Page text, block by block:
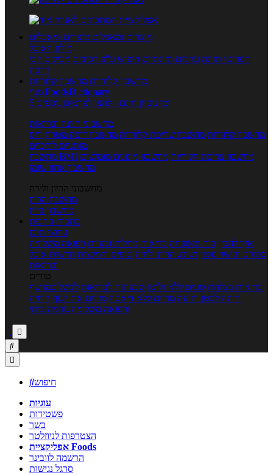
מוצרים ומאכלים מוצרים ומאכלים
מילון האוכל
תפריטי תזונה ערכים תזונתיים חיפוש ע"פ רכיבים מכילים הכי
הרבה
מחשבון קלוריות מחשבון קלוריות
מנוי FoodsDictionary
5 ימי ניסיון חינם - לחצו לפרטים נוספים
מחשבוני תזונה ובריאות
מחשבון קלוריות מחשבון שריפת קלוריות מחשבון דופק מטרה יחס
מותניים לירכיים
מחשבון BMI
מחשבון צריכת קלוריות מחשבון מינונים מומלצים
מחשבון אחוז שומן
מחשבוני הריון ולידה
מחשבון הריון
מחשבון ביוץ
כתבות כתבות
ערוצי תוכן
איך להכין בית ומשפחה בריאות מחלות ובעיות רפואה משלימה
ספורט וכושר גופני נשים, הריון ולידה טיפים והמלצות חדשות אוכל
ובריאות
טורים
בריאות בצלחת טעים ללא גלוטן טבעונות לבריאות לבשל כמו שף
תזונה לבטן רגועה מרזים ללא דיאטה מזיזים את הגוף הרזיה
ורפואה משלימה גורמה ביתי



חיפוש
עוגיות
פשטידות
בשר
הצטרפות לניוזלטר
אפליקציית Foods
הרשמה לוובינר
סרגל נגישות